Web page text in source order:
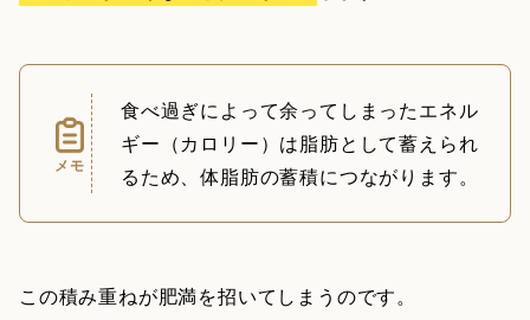
メモ
食べ過ぎによって余ってしまったエネル
ギー（カロリー）は脂肪として蓄えられ
るため、体脂肪の蓄積につながります。
この積み重ねが肥満を招いてしまうのです。